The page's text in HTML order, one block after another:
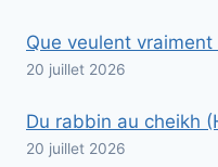
Que veulent vraiment
20 juillet 2026
Du rabbin au cheikh
20 juillet 2026